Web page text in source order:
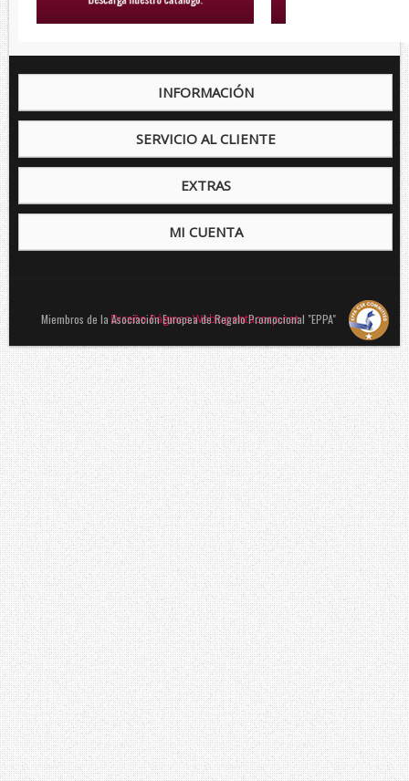
INFORMACIÓN
SERVICIO AL CLIENTE
EXTRAS
MI CUENTA
Diseño Páginas Webs pentacorp.net
Miembros de la Asociación Europea de Regalo Promocional "EPPA"